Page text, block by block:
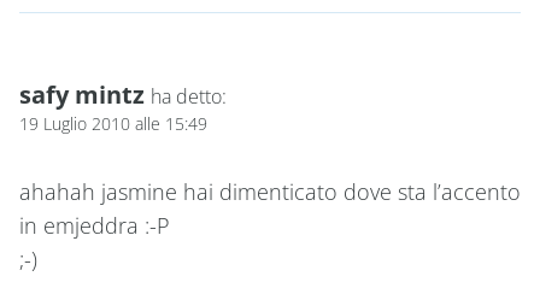
safy mintz ha detto:
19 Luglio 2010 alle 15:49
ahahah jasmine hai dimenticato dove sta l’accento
in emjeddra :-P
;-)